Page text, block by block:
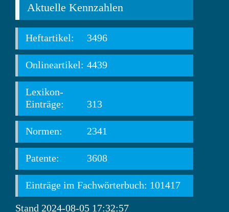
Aktuelle Kennzahlen
Heftartikel: 3496
Onlineartikel: 4439
Lexikon-
Einträge:
313
Normen: 2341
Patente: 3608
Einträge im Fachwörterbuch: 101417
Stand 2024-08-05 17:32:57